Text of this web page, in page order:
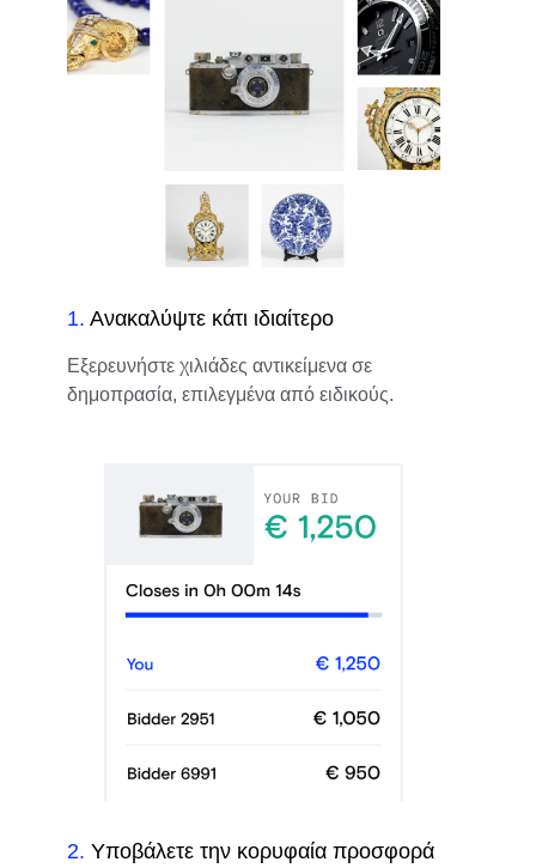
1. Ανακαλύψτε κάτι ιδιαίτερο
Εξερευνήστε χιλιάδες αντικείμενα σε
δημοπρασία, επιλεγμένα από ειδικούς.
2. Υποβάλετε την κορυφαία προσφορά